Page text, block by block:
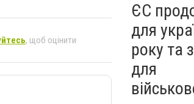
, щоб оцінити
ЄС
для
року та
для